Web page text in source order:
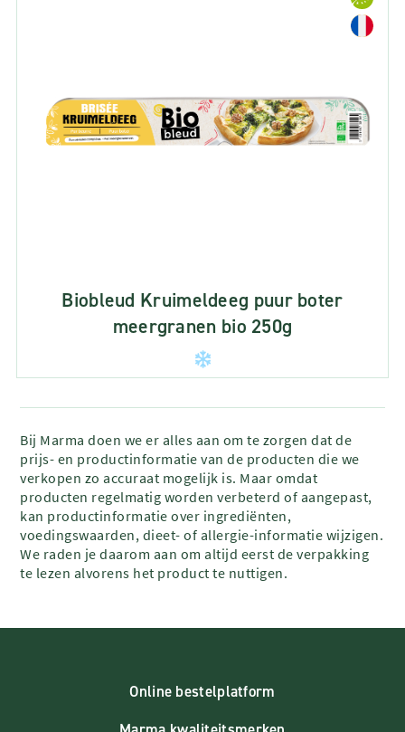
Biobleud Kruimeldeeg puur boter
meergranen bio 250g
Bij Marma doen we er alles aan om te zorgen dat de
prijs- en productinformatie van de producten die we
verkopen zo accuraat mogelijk is. Maar omdat
producten regelmatig worden verbeterd of aangepast,
kan productinformatie over ingrediënten,
voedingswaarden, dieet- of allergie-informatie wijzigen.
We raden je daarom aan om altijd eerst de verpakking
te lezen alvorens het product te nuttigen.
Online bestelplatform